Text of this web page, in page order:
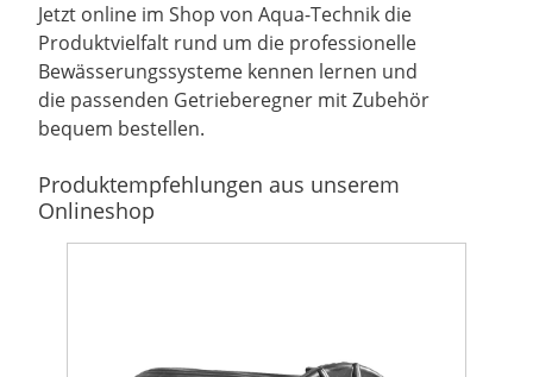
Jetzt online im Shop von Aqua-Technik die
Produktvielfalt rund um die professionelle
Bewässerungssysteme kennen lernen und
die passenden Getrieberegner mit Zubehör
bequem bestellen.
Produktempfehlungen aus unserem
Onlineshop